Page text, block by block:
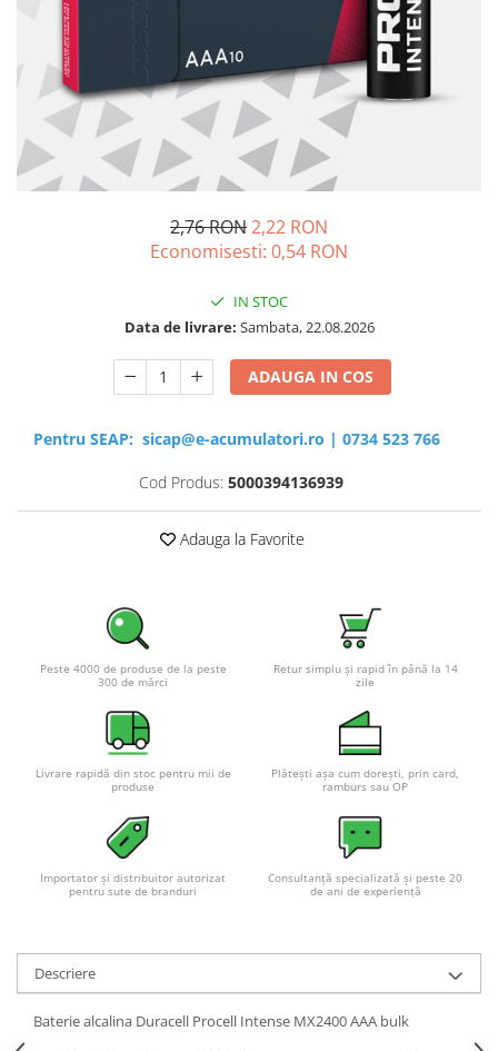
Sisteme de management (BMS)
Redresoare, incarcatoare si testere
Redresoare auto, moto, barci si
stationare
2,76 RON2,22 RON
Economisesti: 0,54 RON
IN STOC
Data de livrare: Sambata, 22.08.2026
ADAUGA IN COS
Pentru SEAP: sicap@e-acumulatori.ro | 0734 523 766
Cod Produs: 5000394136939
Adauga la Favorite
Peste 4000 de produse de la peste
300 de mărci
Retur simplu și rapid în până la 14
zile
Livrare rapidă din stoc pentru mii de
produse
Plătești așa cum dorești, prin card,
ramburs sau OP
Importator și distribuitor autorizat
pentru sute de branduri
Consultanță specializată și peste 20
de ani de experiență
Descriere
Baterie alcalina Duracell Procell Intense MX2400 AAA bulk